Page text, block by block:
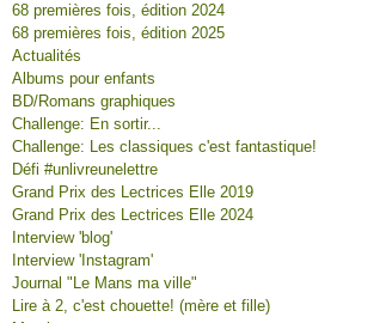
68 premières fois, édition 2024
68 premières fois, édition 2025
Actualités
Albums pour enfants
BD/Romans graphiques
Challenge: En sortir...
Challenge: Les classiques c'est fantastique!
Défi #unlivreunelettre
Grand Prix des Lectrices Elle 2019
Grand Prix des Lectrices Elle 2024
Interview 'blog'
Interview 'Instagram'
Journal "Le Mans ma ville"
Lire à 2, c'est chouette! (mère et fille)